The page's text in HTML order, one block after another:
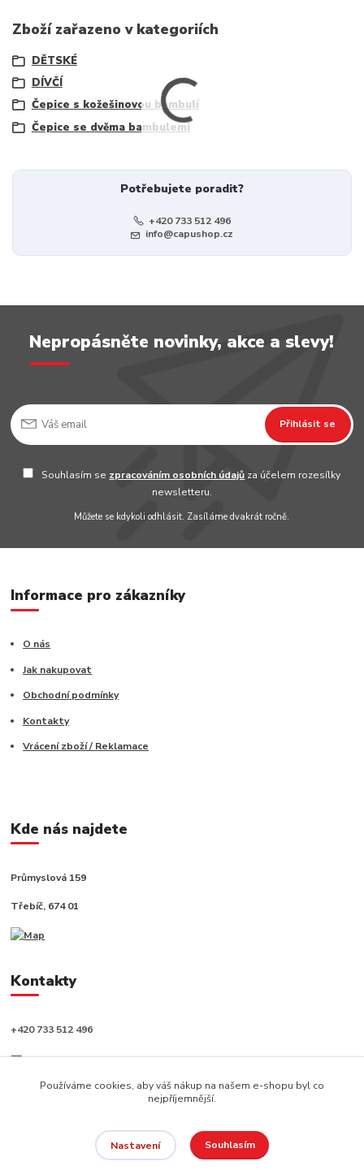
Zboží zařazeno v kategoriích
DĚTSKÉ
DÍVČÍ
Čepice s kožešinovou bambulí
Čepice se dvěma bambulemi
Potřebujete poradit?
+420 733 512 496
info@capushop.cz
Nepropásněte novinky, akce a slevy!
Přihlásit se
Souhlasím se zpracováním osobních údajů za účelem rozesílky
newsletteru.
Můžete se kdykoli odhlásit. Zasíláme dvakrát ročně.
Informace pro zákazníky
O nás
Jak nakupovat
Obchodní podmínky
Kontakty
Vrácení zboží / Reklamace
Kde nás najdete
Průmyslová 159
Třebíč, 674 01
Kontakty
+420 733 512 496
info@capushop.cz
Používáme cookies, aby váš nákup na našem e-shopu byl co
nejpříjemnější.
Nastavení Souhlasím